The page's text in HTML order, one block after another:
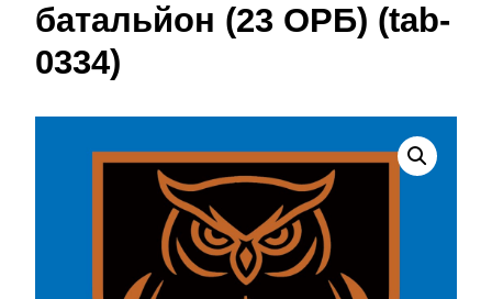
батальйон (23 ОРБ) (tab-
0334)